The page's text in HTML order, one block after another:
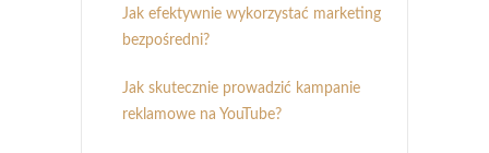
Jak efektywnie wykorzystać marketing
bezpośredni?
Jak skutecznie prowadzić kampanie
reklamowe na YouTube?